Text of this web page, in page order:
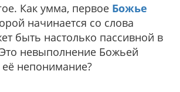
Как умма, первое Божье
начинается со слова
быть настолько пассивной в
невыполнение Божьей
её непонимание?